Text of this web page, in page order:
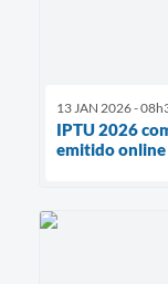
13 JAN 2026 -
IPTU 2026
emitido online